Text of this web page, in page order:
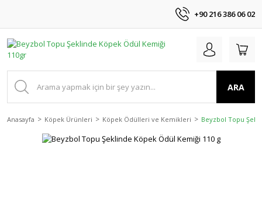
+90 216 386 06 02
ARA
Anasayfa Köpek Ürünleri Köpek Ödülleri ve Kemikleri Beyzbol Topu